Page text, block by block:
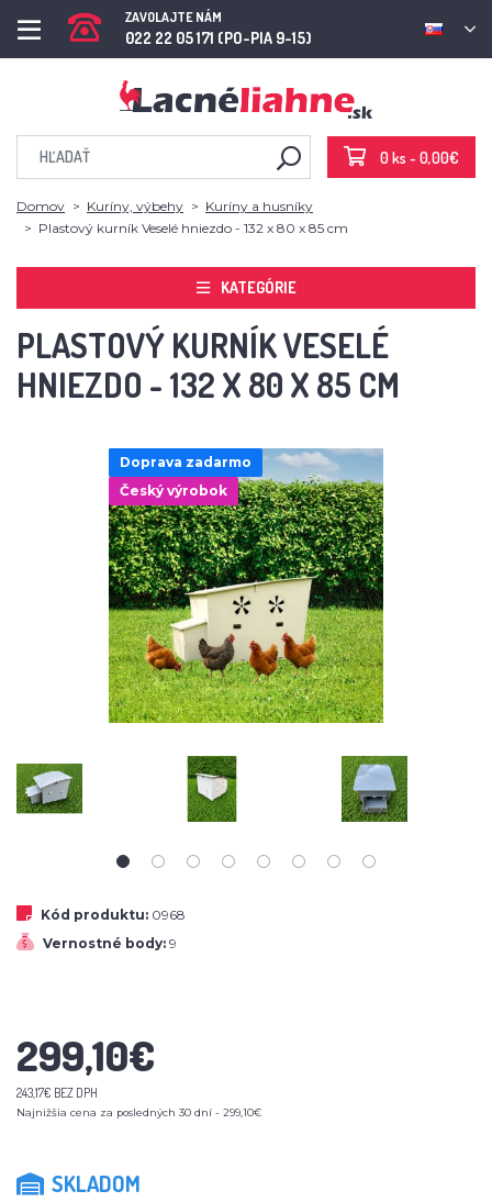
ZAVOLAJTE NÁM
022 22 05 171 (PO-PIA 9-15)
0 ks - 0,00€
Domov Kuríny, výbehy
Kuríny a husníky
Plastový kurník Veselé hniezdo - 132 x 80 x 85 cm
KATEGÓRIE
PLASTOVÝ KURNÍK VESELÉ
HNIEZDO - 132 X 80 X 85 CM
Doprava zadarmo
Český výrobok
Kód produktu: 0968
Vernostné body: 9
299,10€
243,17€ BEZ DPH
Najnižšia cena za posledných 30 dní - 299,10€
SKLADOM